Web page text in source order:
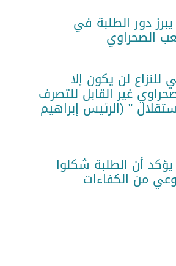
دور الطلبة في
الصحراوي
للنزاع لن يكون إلا
غير القابل للتصرف
" (الرئيس إبراهيم
أن الطلبة شكلوا
من الكفاءات